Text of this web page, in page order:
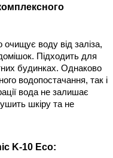
воду від заліза,
Підходить для
будинках. Однаково
водопостачання, так і
вода не залишає
шкіру та не
K-10 Eco: